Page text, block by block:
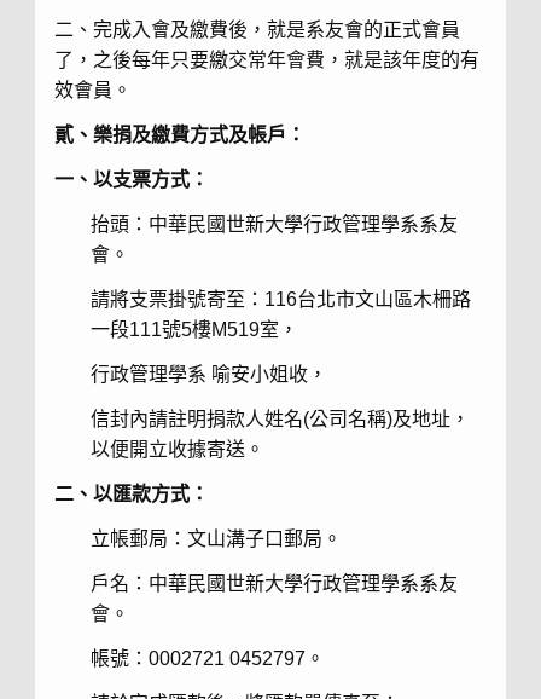
二、完成入會及繳費後，就是系友會的正式會員
了，之後每年只要繳交常年會費，就是該年度的有
效會員。
貳、樂捐及繳費方式及帳戶：
一、以支票方式：
抬頭：中華民國世新大學行政管理學系系友
會。
請將支票掛號寄至：116台北市文山區木柵路
一段111號5樓M519室，
行政管理學系 喻安小姐收，
信封內請註明捐款人姓名(公司名稱)及地址，
以便開立收據寄送。
二、以匯款方式：
立帳郵局：文山溝子口郵局。
戶名：中華民國世新大學行政管理學系系友
會。
帳號：0002721 0452797。